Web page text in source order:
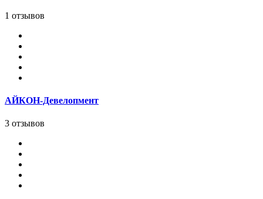
1 отзывов
АЙКОН-Девелопмент
3 отзывов